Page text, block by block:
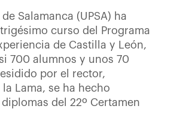
Salamanca (UPSA) ha
curso del Programa
de Castilla y León,
700 alumnos y unos 70
por el rector,
Lama, se ha hecho
del 22º Certamen